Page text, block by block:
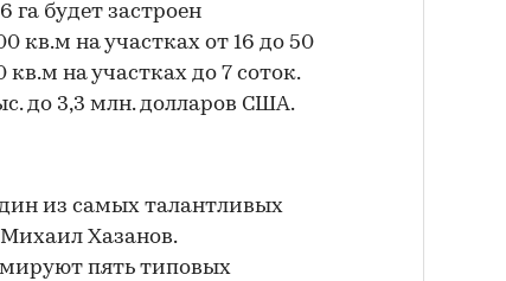
га будет застроен
кв.м на участках от 16 до 50
на участках до 7 соток.
до 3,3 млн. долларов США.
из самых талантливых
Хазанов.
пять типовых